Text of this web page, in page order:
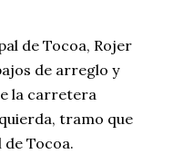
de Tocoa, Rojer
de arreglo y
la carretera
tramo que
Tocoa.